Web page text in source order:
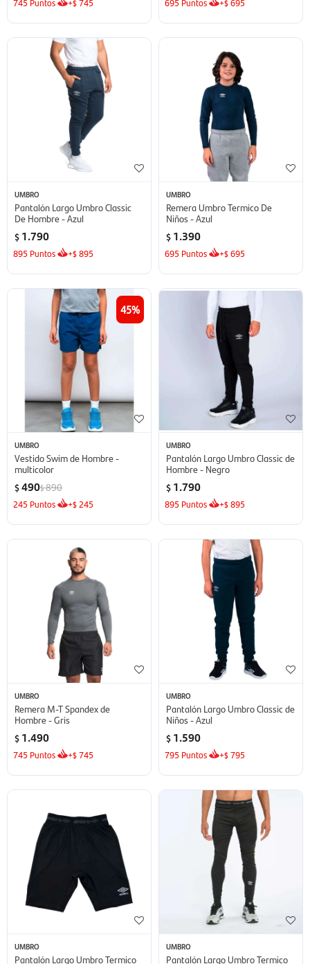
UMBRO
Pantalón Largo Umbro Classic
De Hombre - Azul
$ 1.790
895 Puntos +$895
UMBRO
Remera Umbro Termico De
Niños - Azul
$ 1.390
695 Puntos +$695
45
UMBRO
Vestido Swim de Hombre -
multicolor
$490$890
245 Puntos +$ 245
UMBRO
Pantalón Largo Umbro Classic de
Hombre - Negro
$ 1.790
895 Puntos +$895
UMBRO
Remera M-T Spandex de
Hombre - Gris
$ 1.490
745 Puntos +$745
UMBRO
Pantalón Largo Umbro Classic de
Niños - Azul
$ 1.590
795 Puntos +$795
UMBRO
Pantalón Largo Umbro Termico
UMBRO
Pantalón Largo Umbro Termico